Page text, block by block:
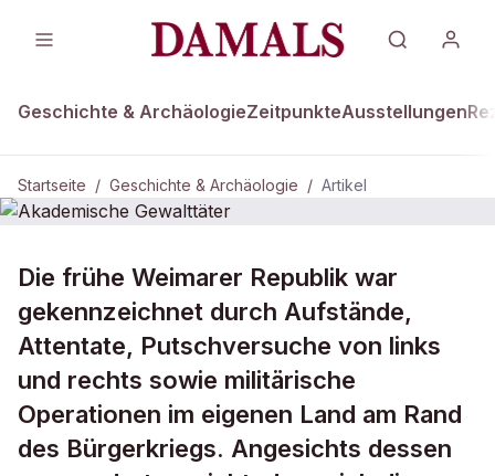
Geschichte & ArchäologieZeitpunkteAusstellungen
Startseite / Geschichte & Archäologie / Artikel
DAMALS Plus GESCHICHTE & ARCHÄOLOGIE
Akademische Gewalttäter
Die frühe Weimarer Republik war
gekennzeichnet durch Aufstände,
Attentate, Putschversuche von links
und rechts sowie militärische
Operationen im eigenen Land am Rand
des Bürgerkriegs. Angesichts dessen